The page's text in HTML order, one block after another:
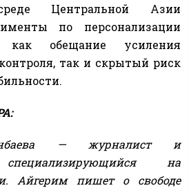
Центральной Азии
по персонализации
обещание усиления
так и скрытый риск
— журналист и
специализирующийся на
Айгерим пишет о свободе